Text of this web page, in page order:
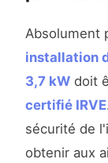
Absolument
installation
3,7 kW doit
certifié IRVE
sécurité de
obtenir aux